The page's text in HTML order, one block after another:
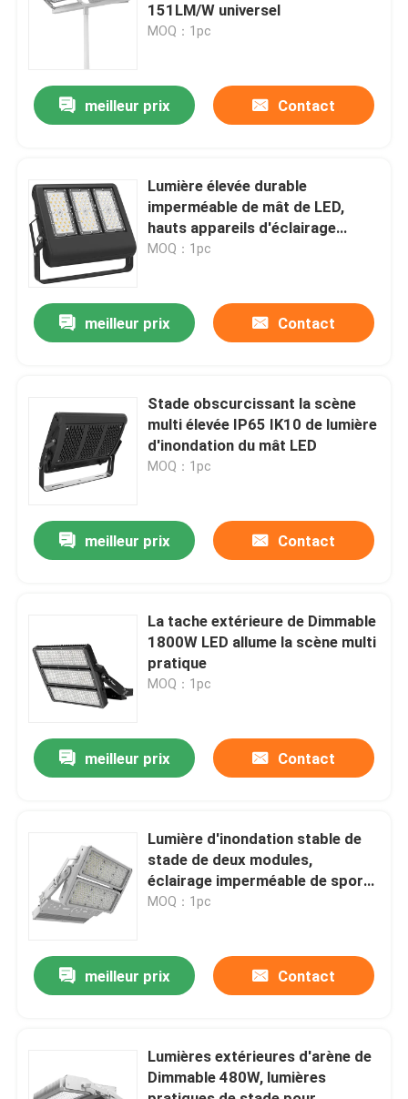
vidéos
AU SUJET DES USA
Contrôle de qualité
Demandez une citation
Lumières de cour de sport de LED
Lumière d'inondation extérieure de LED
151LM/W universel
MOQ：1pc
meilleur prix Contact
Lumière élevée durable
imperméable de mât de LED,
hauts appareils d'éclairage
imperméables de mât
MOQ：1pc
meilleur prix Contact
Stade obscurcissant la scène
multi élevée IP65 IK10 de lumière
d'inondation du mât LED
MOQ：1pc
meilleur prix Contact
La tache extérieure de Dimmable
1800W LED allume la scène multi
pratique
MOQ：1pc
meilleur prix Contact
Lumière d'inondation stable de
stade de deux modules,
éclairage imperméable de sports
de LED
MOQ：1pc
meilleur prix Contact
Lumières extérieures d'arène de
Dimmable 480W, lumières